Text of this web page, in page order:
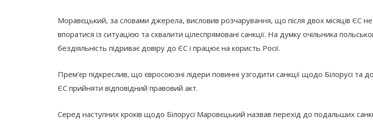
Моравєцький, за словами джерела, висловив розчарування, що після двох місяців ЄС не
впоратися із ситуацією та схвалити цілеспрямовані санкції. На думку очільника
бездіяльність підриває довіру до ЄС і працює на користь Росії.
Прем’єр підкреслив, що євросоюзні лідери повинні узгодити санкції щодо Білорусі та
ЄС прийняти відповідний правовий акт.
Серед наступних кроків щодо Білорусі Маровєцький назвав перехід до подальших